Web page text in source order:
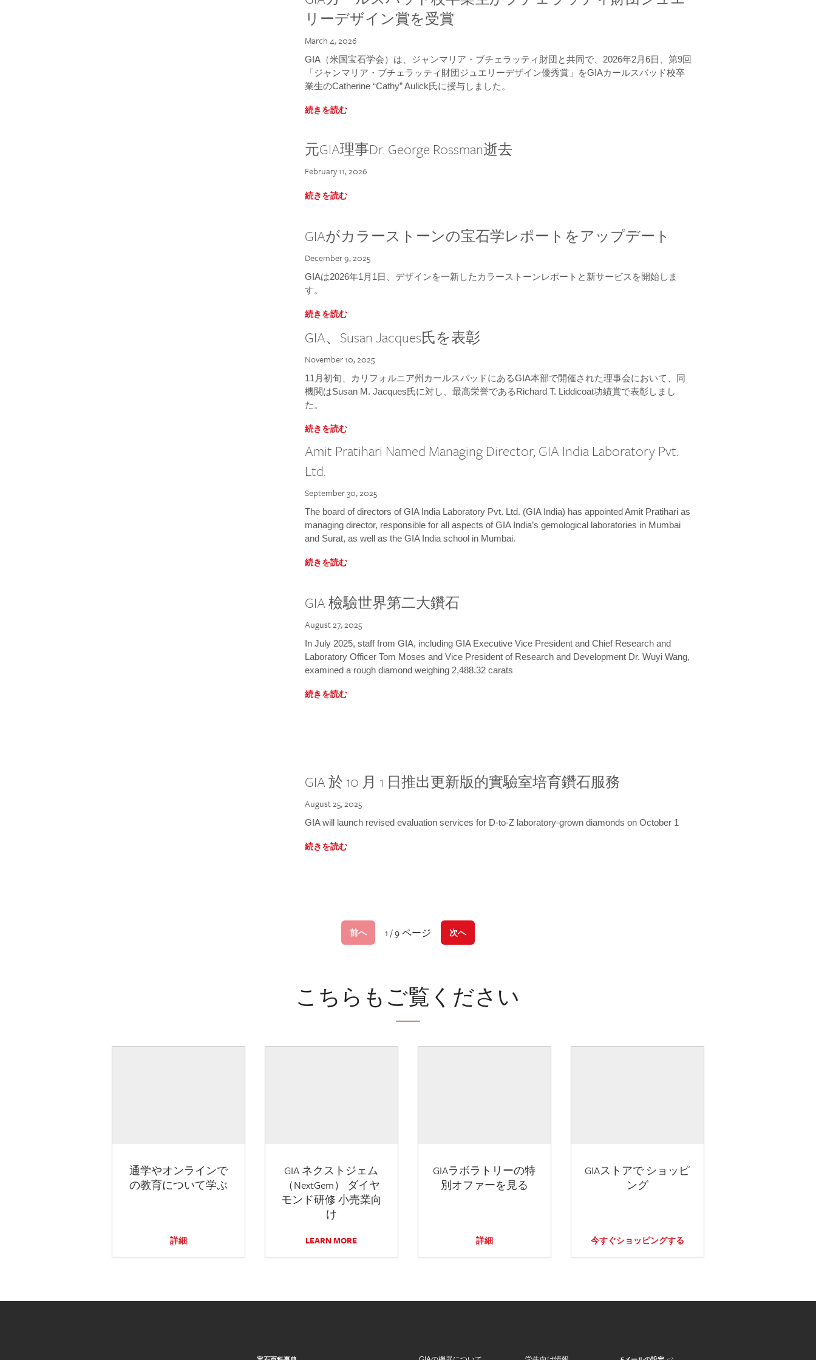
リーデザイン賞を受賞
March 4, 2026
GIA（米国宝石学会）は、ジャンマリア・ブチェラッティ財団と共同で、2026年2月6日、第9回
「ジャンマリア・ブチェラッティ財団ジュエリーデザイン優秀賞」をGIAカールスバッド校卒
業生のCatherine “Cathy” Aulick氏に授与しました。
続きを読む
元GIA理事Dr. George Rossman逝去
February 11, 2026
続きを読む
GIAがカラーストーンの宝石学レポートをアップデート
December 9, 2025
GIAは2026年1月1日、デザインを一新したカラーストーンレポートと新サービスを開始しま
す。
続きを読む
GIA、Susan Jacques氏を表彰
November 10, 2025
11月初旬、カリフォルニア州カールスバッドにあるGIA本部で開催された理事会において、同
機関はSusan M. Jacques氏に対し、最高栄誉であるRichard T. Liddicoat功績賞で表彰しまし
た。
続きを読む
Amit Pratihari Named Managing Director, GIA India Laboratory Pvt.
Ltd.
September 30, 2025
The board of directors of GIA India Laboratory Pvt. Ltd. (GIA India) has appointed Amit Pratihari as
managing director, responsible for all aspects of GIA India’s gemological laboratories in Mumbai
and Surat, as well as the GIA India school in Mumbai.
続きを読む
GIA 檢驗世界第二大鑽石
August 27, 2025
In July 2025, staff from GIA, including GIA Executive Vice President and Chief Research and
Laboratory Officer Tom Moses and Vice President of Research and Development Dr. Wuyi Wang,
examined a rough diamond weighing 2,488.32 carats
続きを読む
GIA 於 10 月 1 日推出更新版的實驗室培育鑽石服務
August 25, 2025
GIA will launch revised evaluation services for D-to-Z laboratory-grown diamonds on October 1
続きを読む
前へ 1 / 9 ページ 次へ
こちらもご覧ください
通学やオンラインで
の教育について学ぶ
詳細
GIA ネクストジェム
（NextGem） ダイヤ
モンド研修 小売業向
け
LEARN MORE
GIAラボラトリーの特
別オファーを見る
詳細
GIAストアで ショッピ
ング
今すぐショッピングする